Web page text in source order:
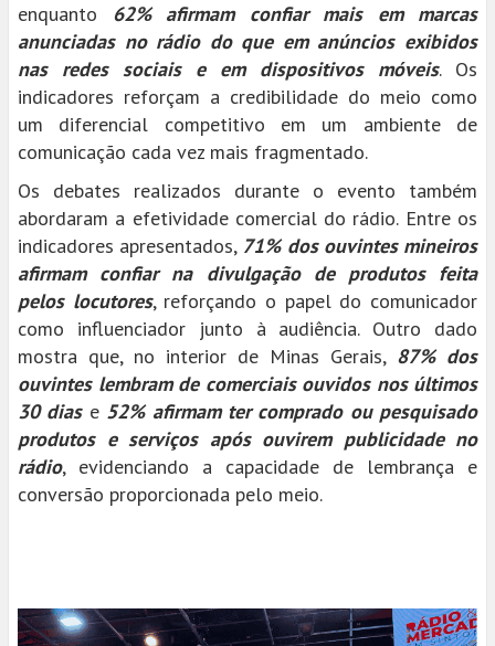
enquanto 62% afirmam confiar mais em marcas
anunciadas no rádio do que em anúncios exibidos
nas redes sociais e em dispositivos móveis. Os
indicadores reforçam a credibilidade do meio como
um diferencial competitivo em um ambiente de
comunicação cada vez mais fragmentado.
Os debates realizados durante o evento também
abordaram a efetividade comercial do rádio. Entre os
indicadores apresentados, 71% dos ouvintes mineiros
afirmam confiar na divulgação de produtos feita
pelos locutores, reforçando o papel do comunicador
como influenciador junto à audiência. Outro dado
mostra que, no interior de Minas Gerais, 87% dos
ouvintes lembram de comerciais ouvidos nos últimos
30 diase 52% afirmam ter comprado ou pesquisado
produtos e serviços após ouvirem publicidade no
rádio, evidenciando a capacidade de lembrança e
conversão proporcionada pelo meio.